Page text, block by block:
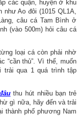
các quận, huyện ở khu
Ao đôi (1015 QL1A,
câu cá Tam Bình ở
(vào 500m) hỏi câu cá
loại cá còn phải nhờ
“cần thủ”. Vì thế, muốn
trải qua 1 quá trình tập
thu hút nhiều bạn trẻ
gì nữa, hãy đến và trải
thành phố phương Nam